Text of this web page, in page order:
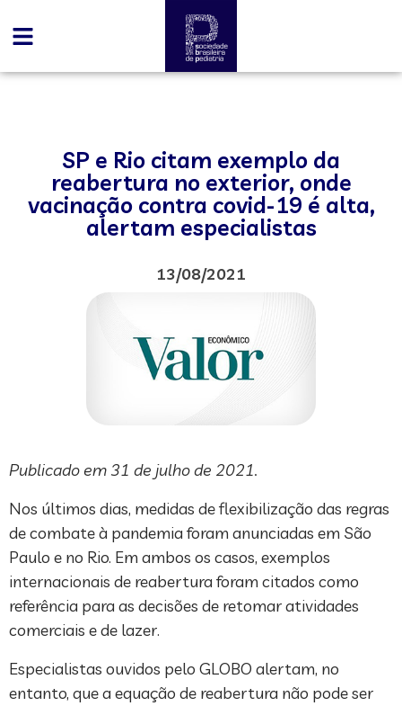
SP e Rio citam exemplo da
reabertura no exterior, onde
vacinação contra covid-19 é alta,
alertam especialistas
13/08/2021
Publicado em 31 de julho de 2021.
Nos últimos dias, medidas de flexibilização das regras
de combate à pandemia foram anunciadas em São
Paulo e no Rio. Em ambos os casos, exemplos
internacionais de reabertura foram citados como
referência para as decisões de retomar atividades
comerciais e de lazer.
Especialistas ouvidos pelo GLOBO alertam, no
entanto, que a equação de reabertura não pode ser